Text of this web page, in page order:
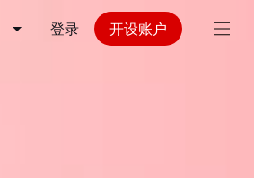
登录 开设账户